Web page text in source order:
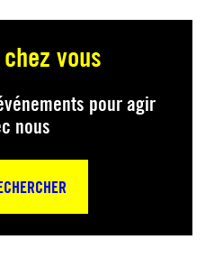
vous
pour agir
nous